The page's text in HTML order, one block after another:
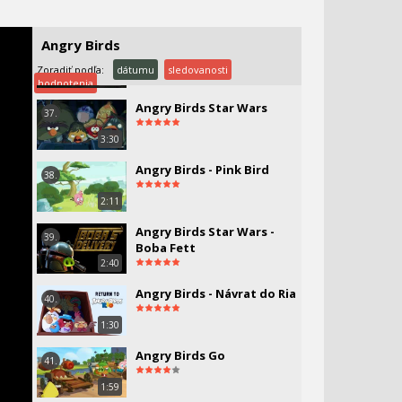
Angry Birds
Zoradiť podľa: dátumu
sledovanosti
hodnotenia
2:45
36.
Noc živých mŕtvych
3:30
37. Angry Birds Star Wars
2:11
38. Angry Birds - Pink Bird
2:40
39.
Angry Birds Star Wars -
Boba Fett
1:30
40. Angry Birds - Návrat do Ria
1:59
41. Angry Birds Go